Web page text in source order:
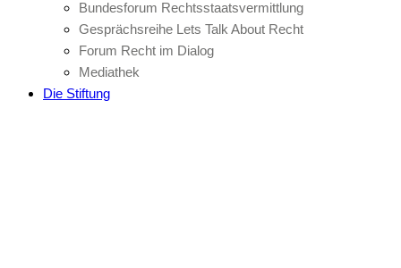
Bundesforum Rechtsstaatsvermittlung
Gesprächsreihe Lets Talk About Recht
Forum Recht im Dialog
Mediathek
Die Stiftung